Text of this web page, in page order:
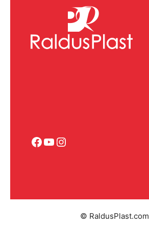
Facebook
YouTube
Instagram
© RaldusPlast.com